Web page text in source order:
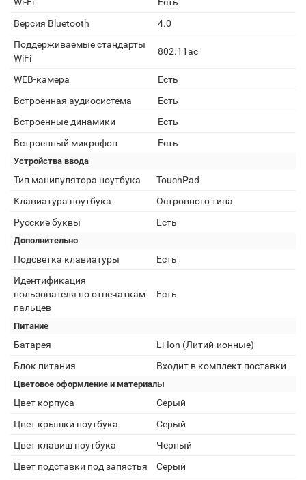
Версия Bluetooth
4.0
Поддерживаемые стандарты
WiFi
802.11ac
WEB-камера
Есть
Встроенная аудиосистема
Есть
Встроенные динамики
Есть
Встроенный микрофон
Есть
Устройства ввода
Тип манипулятора ноутбука
TouchPad
Клавиатура ноутбука
Островного типа
Русские буквы
Есть
Дополнительно
Подсветка клавиатуры
Есть
Идентификация
пользователя по отпечаткам
пальцев
Есть
Питание
Батарея
Li-Ion (Литий-ионные)
Блок питания
Входит в комплект поставки
Цветовое оформление и материалы
Цвет корпуса
Серый
Цвет крышки ноутбука
Серый
Цвет клавиш ноутбука
Черный
Цвет подставки под запястья
Серый